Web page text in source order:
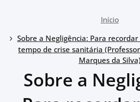
Início
Sobre a Negligência: Para
tempo de crise sanitária
Marques da Silva)
Sobre a